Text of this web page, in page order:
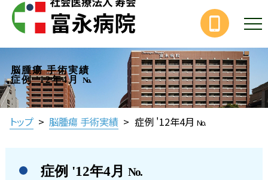
脳腫瘍 手術実績
症例 '12年4月
No.
トップ > 脳腫瘍 手術実績 > 症例 '12年4月 No.
症例 '12年4月 No.